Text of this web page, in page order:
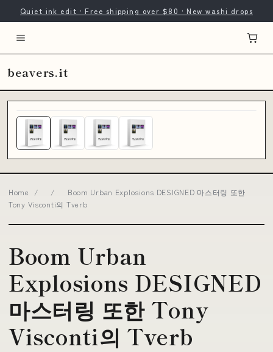
Quiet ink edit · Free shipping over $80 · New washi drops
beavers.it
Home / /
Boom Urban Explosions DESIGNED 마스터링 또한
Tony Visconti의 Tverb
Boom Urban
Explosions DESIGNED
마스터링 또한 Tony
Visconti의 Tverb